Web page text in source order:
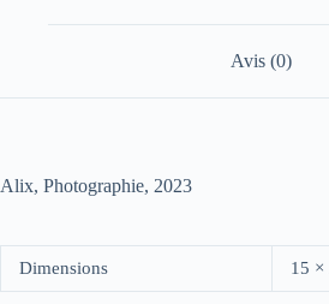
Avis (0)
Alix, Photographie, 2023
Dimensions 15 ×